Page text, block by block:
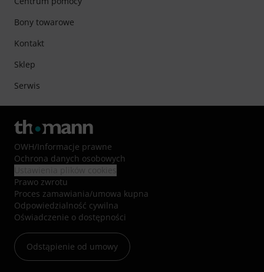
Bony towarowe
Kontakt
Sklep
Serwis
OWH/Informacje prawne
Ochrona danych osobowych
Prawo zwrotu
Proces zamawiania/umowa kupna
Odpowiedzialność cywilna
Oświadczenie o dostępności
Odstąpienie od umowy